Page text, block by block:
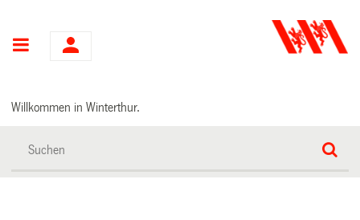
Hauptnavigation
Willkommen in Winterthur.